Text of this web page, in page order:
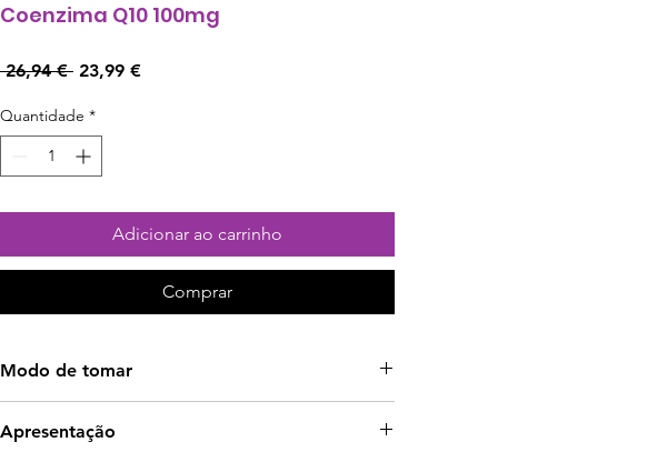
Coenzima Q10 100mg
26,94 € Preço
23,99 €Preço
Quantidade *
Adicionar ao carrinho
Comprar
Modo de tomar
almoço.
Apresentação